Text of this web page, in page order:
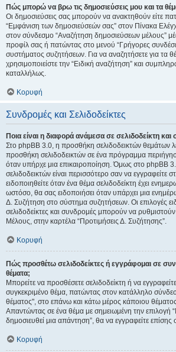
Πώς μπορώ να βρω τις δημοσιεύσεις μου και τα
Οι δημοσιεύσεις σας μπορούν να ανακτηθούν είτε
“Εμφάνιση των δημοσιεύσεών σας” στον Πίνακα
στον σύνδεσμο “Αναζήτηση δημοσιεύσεων μέλους”
προφίλ σας ή πατώντας στο μενού “Γρήγορες
συστήματος συζητήσεων. Για να αναζητήσετε για τα
χρησιμοποιείστε την “Ειδική αναζήτηση” και
καταλλήλως.
Κορυφή
Συνδρομές και Σελιδοδείκτες
Ποια είναι η διαφορά ανάμεσα σε σελιδοδείκτη
Στο phpBB 3.0, η προσθήκη σελιδοδεικτών θεμάτων
προσθήκη σελιδοδεικτών σε ένα πρόγραμμα
όταν υπήρχε μια επικαιροποίηση. Όμως στο phpBB
σελιδοδεικτών είναι περισσότερο σαν να εγγραφείτε
ειδοποιηθείτε όταν ένα θέμα σελιδοδείκτη έχει
ωστόσο, θα σας ειδοποιήσει όταν υπάρχει μια
Δ. Συζήτηση στο σύστημα συζητήσεων. Οι επιλογές
σελιδοδείκτες και συνδρομές μπορούν να
Μέλους, στην καρτέλα “Προτιμήσεις Δ. Συζήτησης”.
Κορυφή
Πώς προσθέτω σελιδοδείκτες ή εγγράφομαι σε
θέματα;
Μπορείτε να προσθέσετε σελιδοδείκτη ή να
συγκεκριμένο θέμα, πατώντας στον κατάλληλο
θέματος", στο επάνω και κάτω μέρος κάποιου
Απαντώντας σε ένα θέμα με σημειωμένη την
δημοσιευθεί μια απάντηση”, θα να εγγραφείτε
Κορυφή